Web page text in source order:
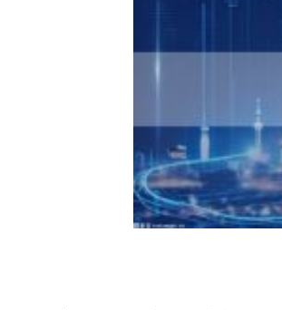
大量张继科周边被粉丝
全球糖市产量缩减预期
媒体:张继科这次很难全